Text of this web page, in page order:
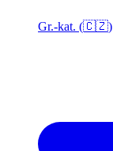
Gr.-kat. (🇨🇿)